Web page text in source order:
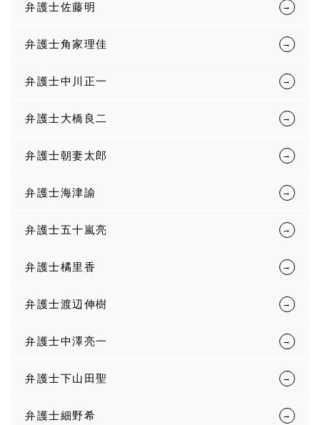
弁護士佐藤明
弁護士角家理佳
弁護士中川正一
弁護士大橋良二
弁護士朝妻太郎
弁護士海津諭
弁護士五十嵐亮
弁護士橘里香
弁護士渡辺伸樹
弁護士中澤亮一
弁護士下山田聖
弁護士細野希